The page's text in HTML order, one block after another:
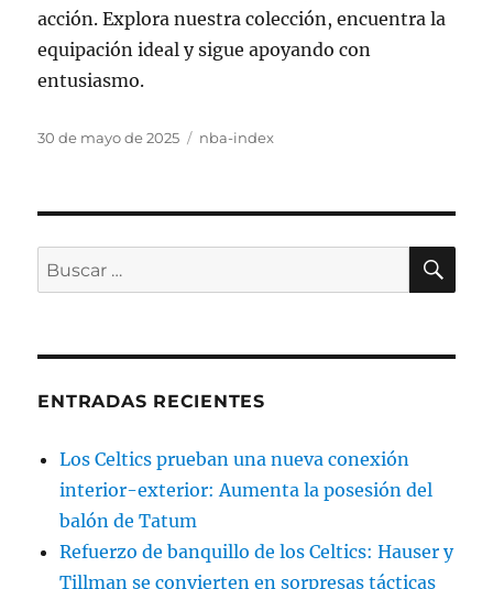
acción. Explora nuestra colección, encuentra la
equipación ideal y sigue apoyando con
entusiasmo.
Publicado
30 de mayo de 2025 Categorías
nba-index
Buscar
por:
ENTRADAS RECIENTES
Los Celtics prueban una nueva conexión
interior-exterior: Aumenta la posesión del
balón de Tatum
Refuerzo de banquillo de los Celtics: Hauser y
Tillman se convierten en sorpresas tácticas